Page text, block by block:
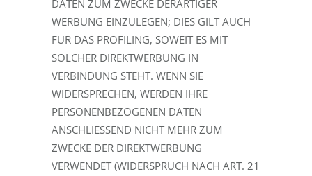
DATEN ZUM ZWECKE DERARTIGER
WERBUNG EINZULEGEN; DIES GILT AUCH
FÜR DAS PROFILING, SOWEIT ES MIT
SOLCHER DIREKTWERBUNG IN
VERBINDUNG STEHT. WENN SIE
WIDERSPRECHEN, WERDEN IHRE
PERSONENBEZOGENEN DATEN
ANSCHLIESSEND NICHT MEHR ZUM
ZWECKE DER DIREKTWERBUNG
VERWENDET (WIDERSPRUCH NACH ART. 21